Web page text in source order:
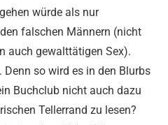
würde als nur
falschen Männern (nicht
auch gewalttätigen Sex).
so wird es in den Blurbs
Buchclub nicht auch dazu
Tellerrand zu lesen?